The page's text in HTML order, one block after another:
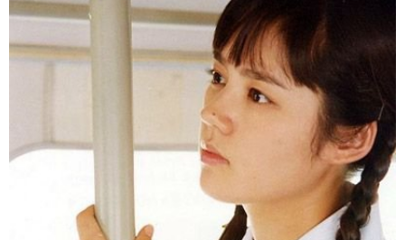
旅游 健康 信息化
金融 公益 军事 无人机
新华广播
新华电视中文 新华电视英文 返回PC